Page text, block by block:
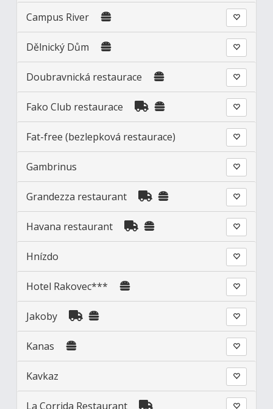
Campus River
Dělnický Dům
Doubravnická restaurace
Fako Club restaurace
Fat-free (bezlepková restaurace)
Gambrinus
Grandezza restaurant
Havana restaurant
Hnízdo
Hotel Rakovec***
Jakoby
Kanas
Kavkaz
La Corrida Restaurant